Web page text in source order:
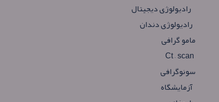
رادیولوژی دیجیتال
رادیولوژی دندان
مامو گرافی
سونوگرافی
آزمایشگاه